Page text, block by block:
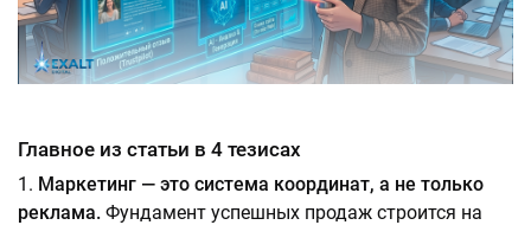
Главное из статьи в 4 тезисах
Маркетинг — это система координат, а не только
реклама. Фундамент успешных продаж строится на